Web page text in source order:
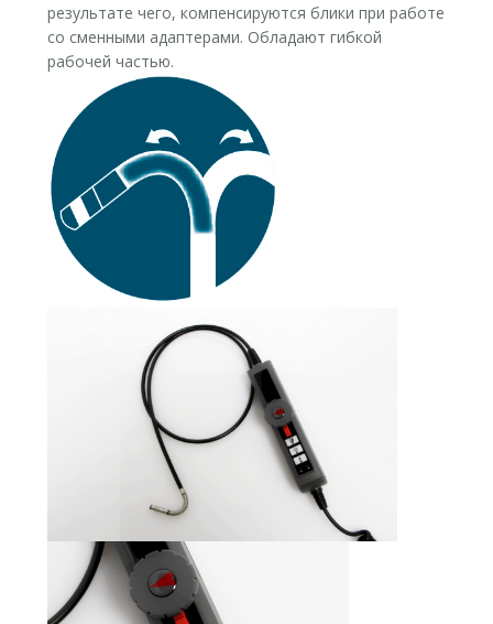
результате чего, компенсируются блики при работе
со сменными адаптерами. Обладают гибкой
рабочей частью.